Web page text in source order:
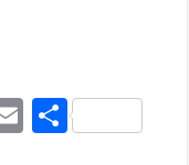
E S